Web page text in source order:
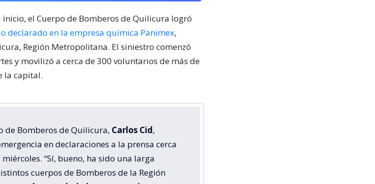
inicio, el Cuerpo de Bomberos de Quilicura logró
declarado en la empresa química Panimex,
Región Metropolitana. El siniestro comenzó
y movilizó a cerca de 300 voluntarios de más de
la capital.
de Bomberos de Quilicura, Carlos Cid,
en declaraciones a la prensa cerca
“Sí, bueno, ha sido una larga
cuerpos de Bomberos de la Región